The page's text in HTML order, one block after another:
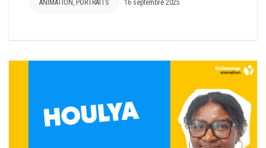
ANIMATION , PORTRAITS 16 septembre 2025